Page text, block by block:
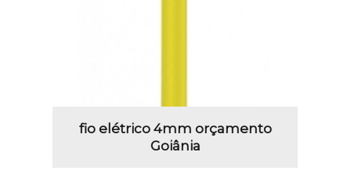
fio elétrico 4mm orçamento
Goiânia